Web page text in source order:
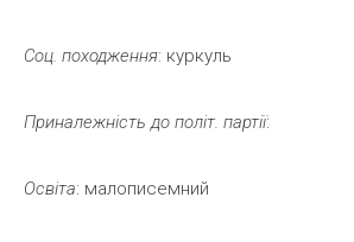
Соц. походження: куркуль
Приналежність до політ. партії:
Освіта: малописемний